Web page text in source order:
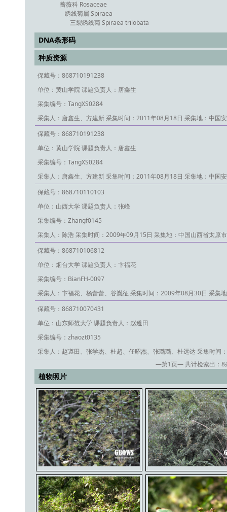
蔷薇科 Rosaceae
绣线菊属 Spiraea
三裂绣线菊 Spiraea trilobata
DNA条形码
种质资源
保藏号：868710191238
单位：黄山学院 课题负责人：唐鑫生
采集编号：TangXS0284
采集人：唐鑫生、方建新 采集时间：2011年08月18日 采集地：中国
保藏号：868710191238
单位：黄山学院 课题负责人：唐鑫生
采集编号：TangXS0284
采集人：唐鑫生、方建新 采集时间：2011年08月18日 采集地：中国
保藏号：868710110103
单位：山西大学 课题负责人：张峰
采集编号：Zhangf0145
采集人：陈浩 采集时间：2009年09月15日 采集地：中国山西省太原
保藏号：868710106812
单位：烟台大学 课题负责人：卞福花
采集编号：BianFH-0097
采集人：卞福花、杨蕾蕾、谷胤征 采集时间：2009年08月30日 采集
保藏号：868710070431
单位：山东师范大学 课题负责人：赵遵田
采集编号：zhaozt0135
采集人：赵遵田、张学杰、杜超、任昭杰、张璐璐、杜远达 采集时间
—第1页— 共计检索出： 8
植物照片